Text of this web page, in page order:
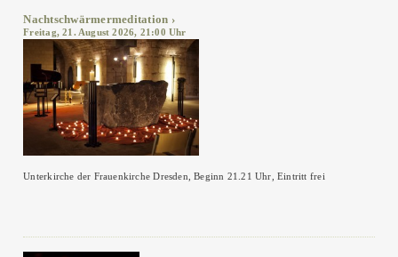
Nachtschwärmermeditation
Freitag, 21. August 2026, 21:00 Uhr
Unterkirche der Frauenkirche Dresden, Beginn 21.21 Uhr, Eintritt frei